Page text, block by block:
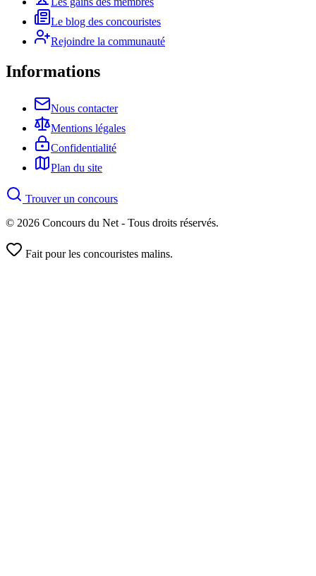
Le blog des concouristes
Rejoindre la communauté
Informations
Nous contacter
Mentions légales
Confidentialité
Plan du site
Trouver un concours
© 2026 Concours du Net - Tous droits réservés.
Fait pour les concouristes malins.